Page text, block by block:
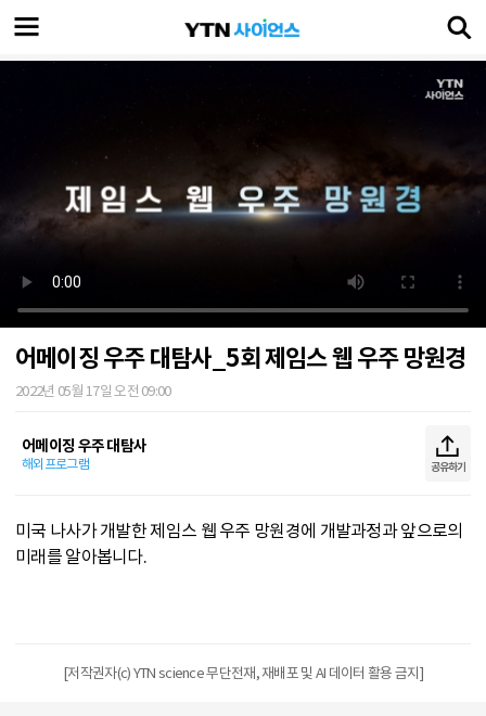
어메이징 우주 대탐사_5회 제임스 웹 우주 망원경
2022년 05월 17일 오전 09:00
어메이징 우주 대탐사
해외프로그램 공유하기
미국 나사가 개발한 제임스 웹 우주 망원경에 개발과정과 앞으로의
미래를 알아봅니다.
[저작권자(c) YTN science 무단전재, 재배포 및 AI 데이터 활용 금지]